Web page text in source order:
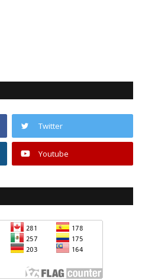
Twitter
Youtube